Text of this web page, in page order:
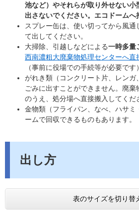
池など）やそれらが取り外せない小
出さないでください。エコドームへ
スプレー缶は、使い切ってから風
て出してください。​
大掃除、引越しなどによる一時多量
西南濃粗大廃棄物処理センターへ直
（事前に役場での手続等が必要です）
がれき類（コンクリート片、レン
ごみに出すことができません。廃棄
のうえ、処分場へ直接搬入してくだ
金物類（フライパン、なべ、ハサミ
ームで回収できるものもあります。
​出し方
表のサイズを切り替